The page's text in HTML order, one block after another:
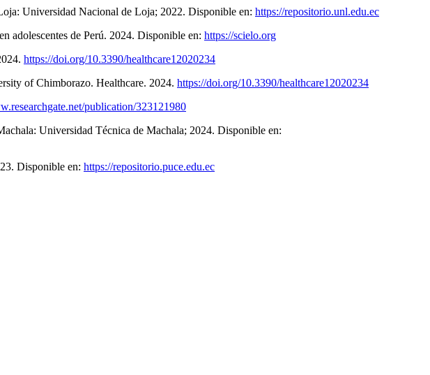
Universidad Nacional de Loja; 2022. Disponible en: https://repositorio.unl.edu.ec
adolescentes de Perú. 2024. Disponible en: https://scielo.org
https://doi.org/10.3390/healthcare12020234
of Chimborazo. Healthcare. 2024. https://doi.org/10.3390/healthcare12020234
publication/323121980
Universidad Técnica de Machala; 2024. Disponible en:
Disponible en: https://repositorio.puce.edu.ec